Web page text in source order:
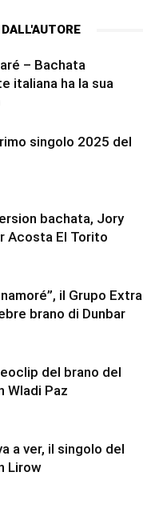
– Bachata
italiana ha la sua
singolo 2025 del
bachata, Jory
Acosta El Torito
il Grupo Extra
brano di Dunbar
del brano del
Wladi Paz
a ver, il singolo del
Lirow